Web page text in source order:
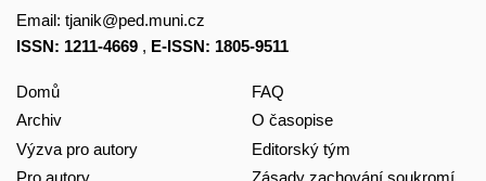
Email: tjanik@ped.muni.cz
ISSN: 1211-4669 , E-ISSN: 1805-9511
Domů
Archiv
Výzva pro autory
FAQ
O časopise
Editorský tým